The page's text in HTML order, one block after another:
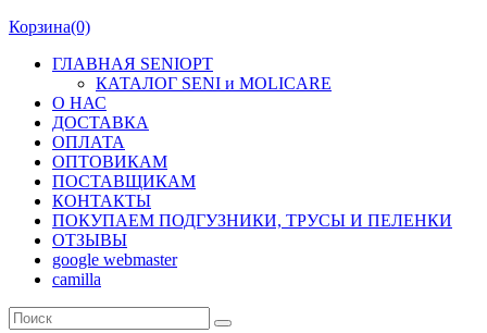
Корзина(0)
ГЛАВНАЯ SENIOPT
КАТАЛОГ SENI и MOLICARE
О НАС
ДОСТАВКА
ОПЛАТА
ОПТОВИКАМ
ПОСТАВЩИКАМ
КОНТАКТЫ
ПОКУПАЕМ ПОДГУЗНИКИ, ТРУСЫ И ПЕЛЕНКИ
ОТЗЫВЫ
google webmaster
camilla